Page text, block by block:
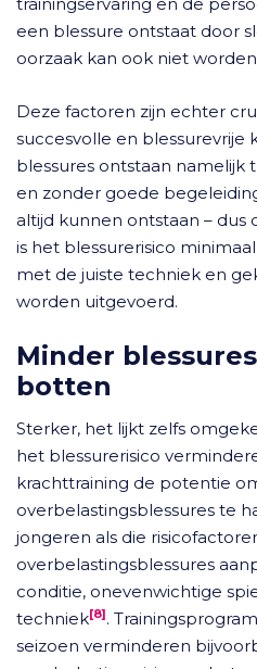
een blessure ontstaat door
oorzaak kan ook niet
Deze factoren zijn echter
succesvolle en blessurevrije
blessures ontstaan namelijk
en zonder goede
altijd kunnen ontstaan – dus
is het blessurerisico
met de juiste techniek en
worden uitgevoerd.
Minder
botten
Sterker, het lijkt zelfs
het blessurerisico
krachttraining de potentie
overbelastingsblessures te
jongeren als die
overbelastingsblessures
conditie, onevenwichtige
techniek[8].
seizoen verminderen